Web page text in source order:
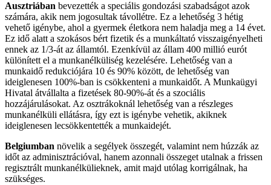
Ausztriában bevezették a speciális gondozási szabadságot azok
számára, akik nem jogosultak távollétre. Ez a lehetőség 3 hétig
vehető igénybe, ahol a gyermek életkora nem haladja meg a 14 évet.
Ez idő alatt a szokásos bért fizetik és a munkáltató visszaigényelheti
ennek az 1/3-át az államtól. Ezenkívül az állam 400 millió eurót
különített el a munkanélküliség kezelésére. Lehetőség van a
munkaidő redukciójára 10 és 90% között, de lehetőség van
ideiglenesen 100%-ban is csökkenteni a munkaidőt. A Munkaügyi
Hivatal átvállalta a fizetések 80-90%-át és a szociális
hozzájárulásokat. Az osztrákoknál lehetőség van a részleges
munkanélküli ellátásra, így ezt is igénybe vehetik, akiknek
ideiglenesen lecsökkentették a munkaidejét.
Belgiumban növelik a segélyek összegét, valamint nem húzzák az
időt az adminisztrációval, hanem azonnali összeget utalnak a frissen
regisztrált munkanélkülieknek, amit majd utólag korrigálnak, ha
szükséges.